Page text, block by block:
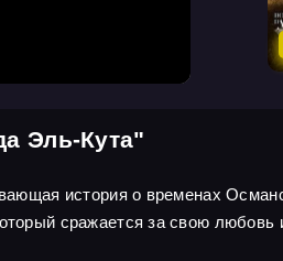
Эль-Кута"
история о временах
сражается за свою любовь